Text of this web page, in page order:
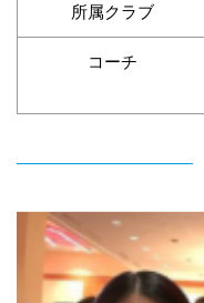
所属クラブ
コーチ